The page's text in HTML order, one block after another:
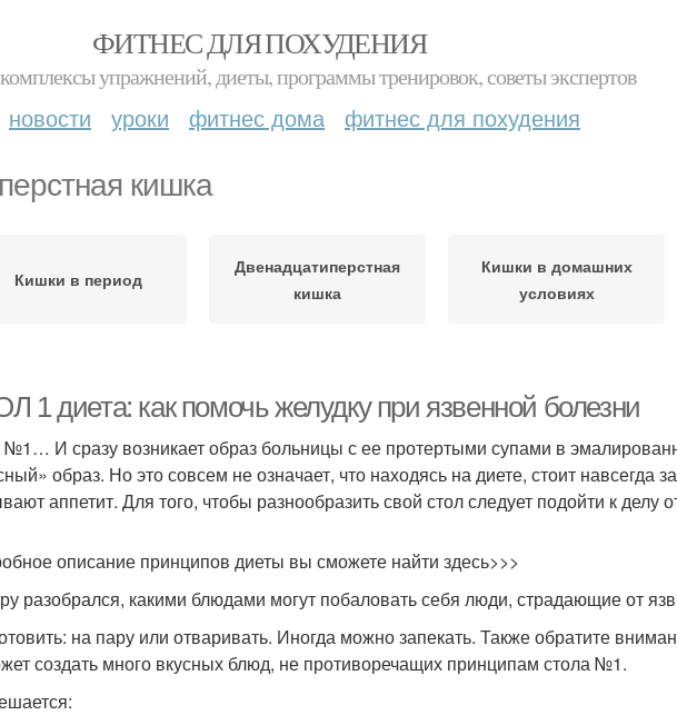
ФИТНЕС ДЛЯ ПОХУДЕНИЯ
упражнений, диеты, программы тренировок, советы экспертов
новости уроки фитнес дома фитнес для похудения
кишка
Кишки в период
Двенадцатиперстная
кишка
Кишки в домашних
условиях
1 диета: как помочь желудку при язвенной болезни
И сразу возникает образ больницы с ее протертыми супами в
образ. Но это совсем не означает, что находясь на диете, стоит навсегда
аппетит. Для того, чтобы разнообразить свой стол следует подойти к делу
описание принципов диеты вы сможете найти здесь>>>
разобрался, какими блюдами могут побаловать себя люди, страдающие от
на пару или отваривать. Иногда можно запекать. Также обратите
создать много вкусных блюд, не противоречащих принципам стола №1.